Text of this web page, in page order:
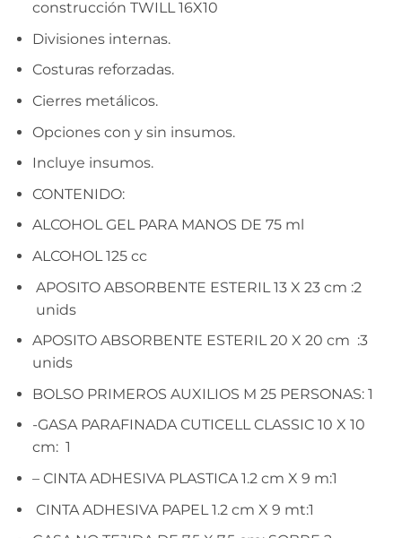
construcción TWILL 16X10
Divisiones internas.
Costuras reforzadas.
Cierres metálicos.
Opciones con y sin insumos.
Incluye insumos.
CONTENIDO:
ALCOHOL GEL PARA MANOS DE 75 ml
ALCOHOL 125 cc
APOSITO ABSORBENTE ESTERIL 13 X 23 cm :2
unids
APOSITO ABSORBENTE ESTERIL 20 X 20 cm :3
unids
BOLSO PRIMEROS AUXILIOS M 25 PERSONAS: 1
-GASA PARAFINADA CUTICELL CLASSIC 10 X 10
cm: 1
– CINTA ADHESIVA PLASTICA 1.2 cm X 9 m:1
CINTA ADHESIVA PAPEL 1.2 cm X 9 mt:1